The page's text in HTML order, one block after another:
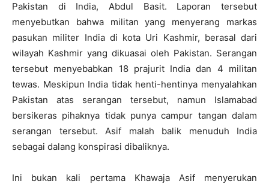
Pakistan di India, Abdul Basit. Laporan tersebut
menyebutkan bahwa militan yang menyerang markas
pasukan militer India di kota Uri Kashmir, berasal dari
wilayah Kashmir yang dikuasai oleh Pakistan. Serangan
tersebut menyebabkan 18 prajurit India dan 4 militan
tewas. Meskipun India tidak henti-hentinya menyalahkan
Pakistan atas serangan tersebut, namun Islamabad
bersikeras pihaknya tidak punya campur tangan dalam
serangan tersebut. Asif malah balik menuduh India
sebagai dalang konspirasi dibaliknya.
Ini bukan kali pertama Khawaja Asif menyerukan